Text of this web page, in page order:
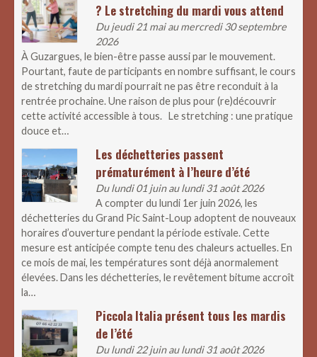
? Le stretching du mardi vous attend
Du jeudi 21 mai au mercredi 30 septembre
2026
À Guzargues, le bien-être passe aussi par le mouvement.
Pourtant, faute de participants en nombre suffisant, le cours
de stretching du mardi pourrait ne pas être reconduit à la
rentrée prochaine. Une raison de plus pour (re)découvrir
cette activité accessible à tous. Le stretching : une pratique
douce et…
Les déchetteries passent
prématurément à l’heure d’été
Du lundi 01 juin au lundi 31 août 2026
A compter du lundi 1er juin 2026, les
déchetteries du Grand Pic Saint-Loup adoptent de nouveaux
horaires d’ouverture pendant la période estivale. Cette
mesure est anticipée compte tenu des chaleurs actuelles. En
ce mois de mai, les températures sont déjà anormalement
élevées. Dans les déchetteries, le revêtement bitume accroît
la…
Piccola Italia présent tous les mardis
de l’été
Du lundi 22 juin au lundi 31 août 2026